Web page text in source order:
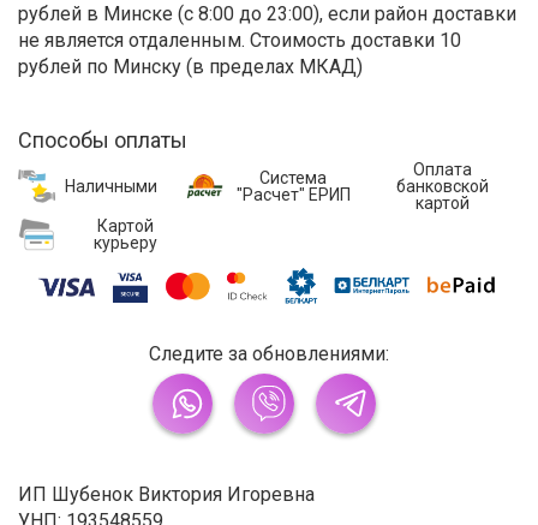
рублей в Минске (с 8:00 до 23:00), если район доставки
не является отдаленным. Стоимость доставки 10
рублей по Минску (в пределах МКАД)
Способы оплаты
Наличными
Система
"Расчет" ЕРИП
Оплата
банковской
картой
Картой
курьеру
Следите за обновлениями:
ИП Шубенок Виктория Игоревна